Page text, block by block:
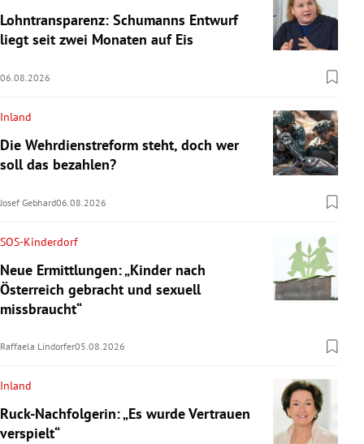
Lohntransparenz: Schumanns Entwurf
liegt seit zwei Monaten auf Eis
06.08.2026
Inland
Die Wehrdienstreform steht, doch wer
soll das bezahlen?
Josef Gebhard06.08.2026
SOS-Kinderdorf
Neue Ermittlungen: „Kinder nach
Österreich gebracht und sexuell
missbraucht“
Raffaela Lindorfer05.08.2026
Inland
Ruck-Nachfolgerin: „Es wurde Vertrauen
verspielt“